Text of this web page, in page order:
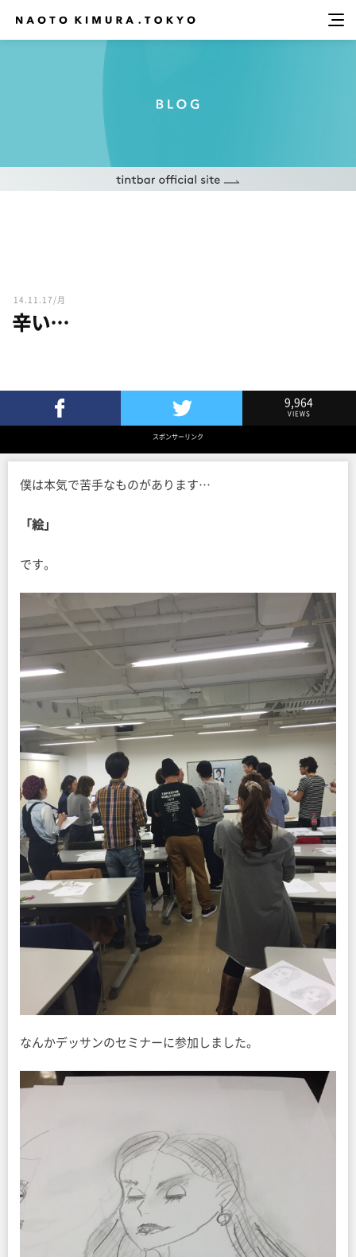
14.11.17/月
辛い…
Twitterでツイート
9,964
VIEWS
スポンサーリンク
僕は本気で苦手なものがあります…
「絵」
です。
なんかデッサンのセミナーに参加しました。